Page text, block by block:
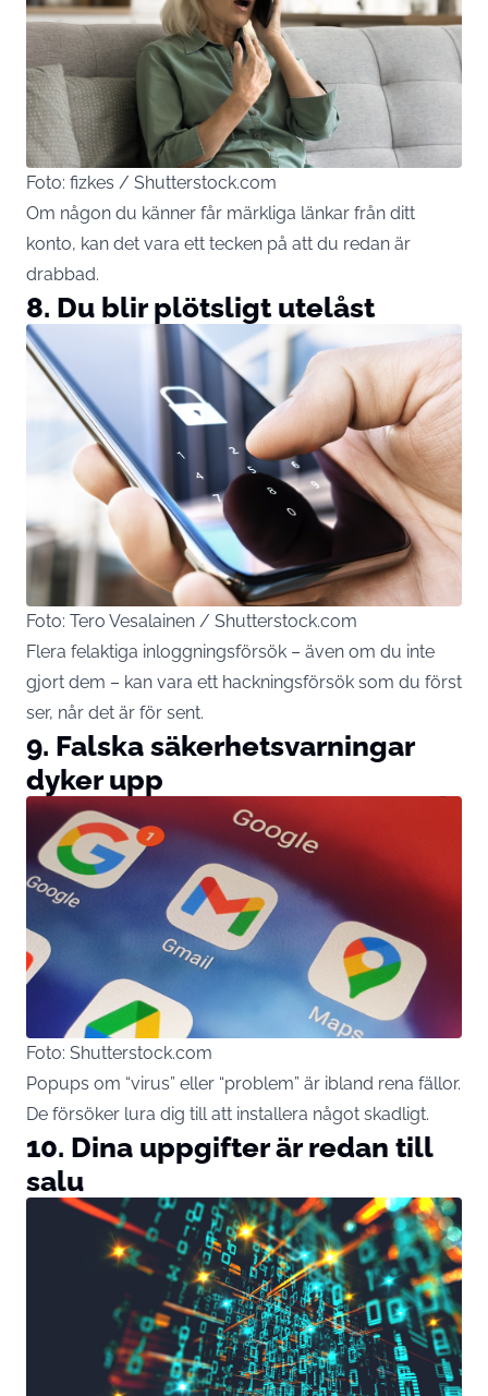
Foto: fizkes / Shutterstock.com
Om någon du känner får märkliga länkar från ditt
konto, kan det vara ett tecken på att du redan är
drabbad.
8. Du blir plötsligt utelåst
Foto: Tero Vesalainen / Shutterstock.com
Flera felaktiga inloggningsförsök – även om du inte
gjort dem – kan vara ett hackningsförsök som du först
ser, når det är för sent.
9. Falska säkerhetsvarningar
dyker upp
Foto: Shutterstock.com
Popups om “virus” eller “problem” är ibland rena fällor.
De försöker lura dig till att installera något skadligt.
10. Dina uppgifter är redan till
salu